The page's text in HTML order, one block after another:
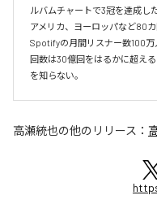
ルバムチャートで3冠を達成し
アメリカ、ヨーロッパなど80
Spotifyの月間リスナー数100万
回数は30億回をはるかに超え
を知らない。
高瀬統也の他のリリース：